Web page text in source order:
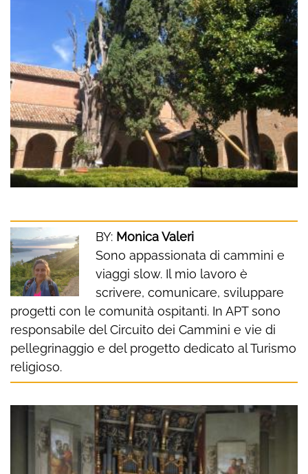
BY: Monica Valeri
Sono appassionata di cammini e
viaggi slow. Il mio lavoro è
scrivere, comunicare, sviluppare
progetti con le comunità ospitanti. In APT sono
responsabile del Circuito dei Cammini e vie di
pellegrinaggio e del progetto dedicato al Turismo
religioso.